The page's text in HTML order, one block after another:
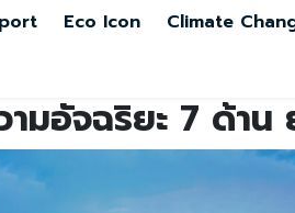
Eco Icon Climate
ามอัจฉริยะ 7 ด้า